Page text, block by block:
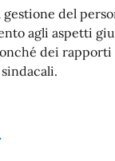
gestione del
agli aspetti
dei rapporti